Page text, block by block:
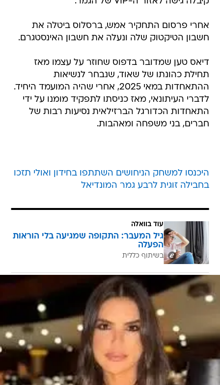
אחרי פרסום התחקיר אמש, ברסלוס ביטלה את
חשבון הטיקטוק שלה ונעלה את חשבון האינסטגרם.
דיאס טען שמדובר בדפוס שחוזר על עצמו מאז
תחילת כהונתו של שאוד, שנבחר לנשיאות
ההתאחדות במאי 2025, אחרי שהיה המועמד היחיד.
לדברי העיתונאי, מאז כניסתו לתפקיד מומנו על ידי
התאחדות הכדורגל הברזילאית נסיעות רבות של
חברים, בני משפחה ומאהבות.
היכנסו למשחק הניחושים השתתפו בחידון ואולי תזכו
בחבילה זוגית לרבע גמר המונדיאל
עוד בוואלה
גיל המעבר: התקופה שמגיעה בלי הוראות
הפעלה
בשיתוף כללית